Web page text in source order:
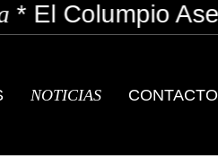
Asesino*
NOTICIAS CONTACTO